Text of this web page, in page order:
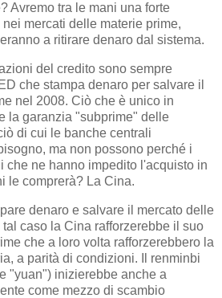
Avremo tra le mani una forte
mercati delle materie prime,
a ritirare denaro dal sistema.
del credito sono sempre
che stampa denaro per salvare il
nel 2008. Ciò che è unico in
la garanzia "subprime" delle
di cui le banche centrali
ma non possono perché i
che ne hanno impedito l'acquisto in
le comprerà? La Cina.
denaro e salvare il mercato delle
caso la Cina rafforzerebbe il suo
che a loro volta rafforzerebbero la
a parità di condizioni. Il renminbi
"yuan") inizierebbe anche a
come mezzo di scambio